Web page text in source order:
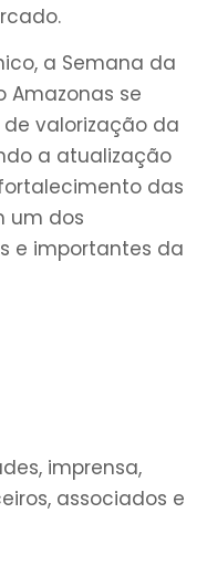
a Semana da
Amazonas se
valorização da
a atualização
das
um dos
e importantes da
imprensa,
associados e